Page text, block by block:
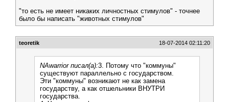
"то есть не имеет никаких личностных стимулов" - точнее
было бы написать "животных стимулов"
teoretik 18-07-2014 02:11:20
NAwarrior писал(а):3. Потому что "коммуны"
существуют параллельно с государством.
Эти "коммуны" возникают не как замена
государству, а как отшельники ВНУТРИ
государства.